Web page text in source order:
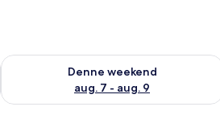
- aug. 8
Denne weekend
aug. 7 - aug. 9
Tjek tilgængelighed for denne